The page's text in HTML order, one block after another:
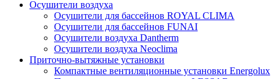
Осушители воздуха
Осушители для бассейнов ROYAL CLIMA
Осушители для бассейнов FUNAI
Осушители воздуха Dantherm
Осушители воздуха Neoclima
Приточно-вытяжные установки
Компактные вентиляционные установки Energolux